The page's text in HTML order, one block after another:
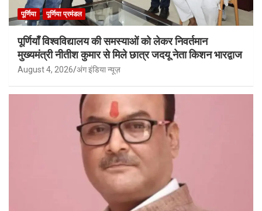
पूर्णिया पूर्णिया प्रमंडल
पूर्णियाँ विश्वविद्यालय की समस्याओं को लेकर निवर्तमान
मुख्यमंत्री नीतीश कुमार से मिले छात्र जदयू नेता किशन भारद्वाज
August 4, 2026 अंग इंडिया न्यूज़